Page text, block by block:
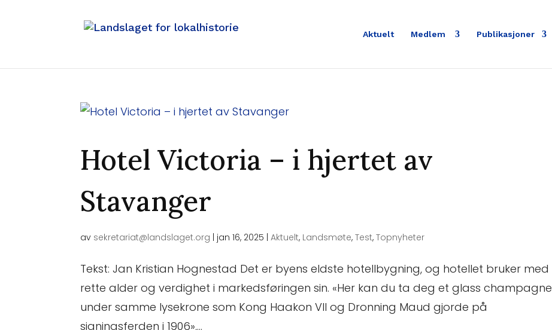
Aktuelt Medlem Publikasjoner
Hotel Victoria – i hjertet av
Stavanger
av sekretariat@landslaget.org jan 16, 2025 |Aktuelt, Landsmøte,Test,Topnyheter
Tekst: Jan Kristian Hognestad Det er byens eldste hotellbygning, og hotellet bruker med
rette alder og verdighet i markedsføringen sin. «Her kan du ta deg et glass champagne
under samme lysekrone som Kong Haakon VII og Dronning Maud gjorde på
signingsferden i 1906»,...